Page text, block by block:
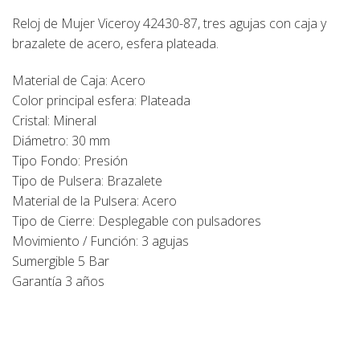
Reloj de Mujer Viceroy 42430-87, tres agujas con caja y
brazalete de acero, esfera plateada.
Material de Caja: Acero
Color principal esfera: Plateada
Cristal: Mineral
Diámetro: 30 mm
Tipo Fondo: Presión
Tipo de Pulsera: Brazalete
Material de la Pulsera: Acero
Tipo de Cierre: Desplegable con pulsadores
Movimiento / Función: 3 agujas
Sumergible 5 Bar
Garantía 3 años